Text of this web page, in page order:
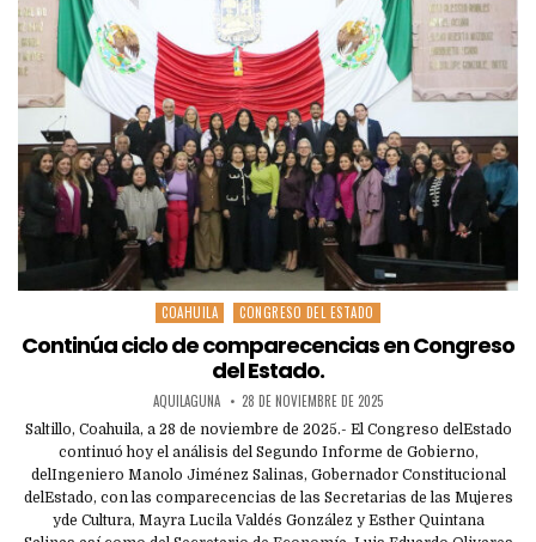
Posted
in
COAHUILA CONGRESO DEL ESTADO
Continúa ciclo de comparecencias en Congreso
del Estado.
AQUILAGUNA 28 DE NOVIEMBRE DE 2025
Saltillo, Coahuila, a 28 de noviembre de 2025.- El Congreso delEstado
continuó hoy el análisis del Segundo Informe de Gobierno,
delIngeniero Manolo Jiménez Salinas, Gobernador Constitucional
delEstado, con las comparecencias de las Secretarias de las Mujeres
yde Cultura, Mayra Lucila Valdés González y Esther Quintana